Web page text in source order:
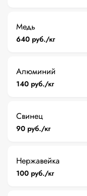
Медь
640 руб./кг
Алюминий
140 руб./кг
Свинец
90 руб./кг
Нержавейка
100 руб./кг